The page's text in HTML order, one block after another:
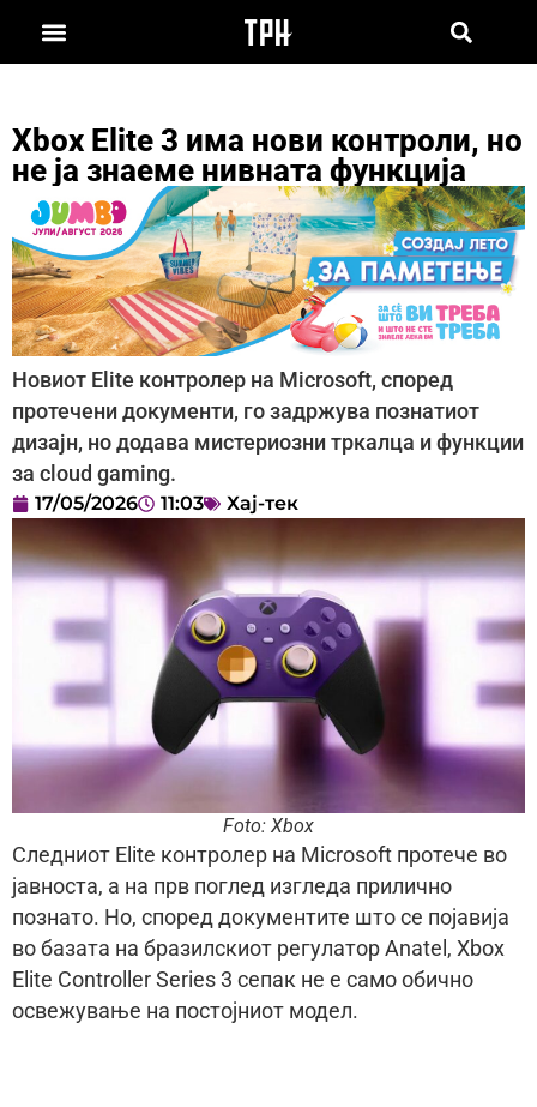
Xbox Elite 3 има нови контроли, но
не ја знаеме нивната функција
Новиот Elite контролер на Microsoft, според
протечени документи, го задржува познатиот
дизајн, но додава мистериозни тркалца и функции
за cloud gaming.
17/05/2026 11:03 Хај-тек
Foto: Xbox
Следниот Elite контролер на Microsoft протече во
јавноста, а на прв поглед изгледа прилично
познато. Но, според документите што се појавија
во базата на бразилскиот регулатор Anatel, Xbox
Elite Controller Series 3 сепак не е само обично
освежување на постојниот модел.